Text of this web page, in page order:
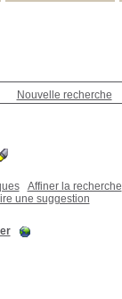
Nouvelle recherche
Affiner la recherche
une suggestion